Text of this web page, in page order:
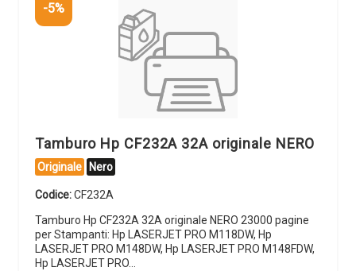
-5%
Tamburo Hp CF232A 32A originale NERO
Originale Nero
Codice:CF232A
Tamburo Hp CF232A 32A originale NERO 23000 pagine
per Stampanti: Hp LASERJET PRO M118DW, Hp
LASERJET PRO M148DW, Hp LASERJET PRO M148FDW,
Hp LASERJET PRO…